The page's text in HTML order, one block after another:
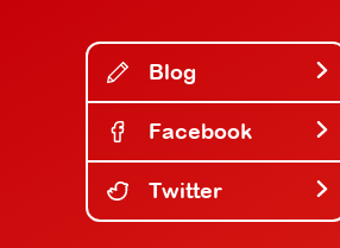
Blog
Facebook
Twitter